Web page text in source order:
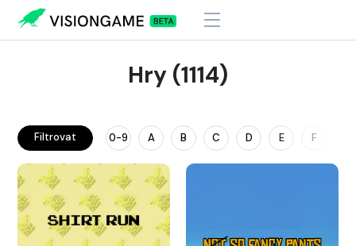
Hry (1114)
Filtrovat 0-9 A B C D E F